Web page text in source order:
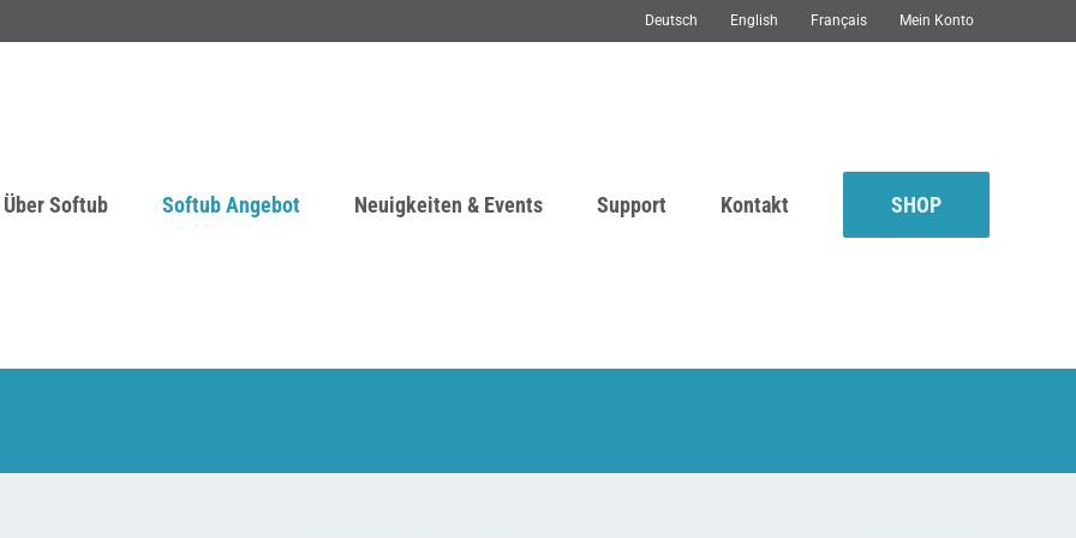
Deutsch English Français Mein Konto
Über Softub Softub Angebot Neuigkeiten & Events Support Kontakt SHOP